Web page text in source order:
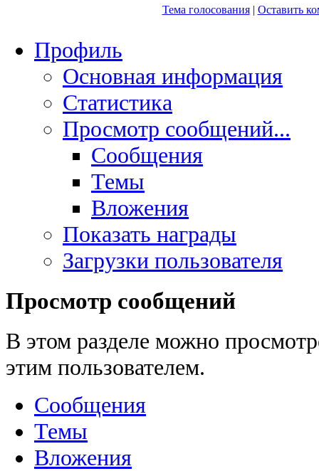
Тема голосования| Оставить
Профиль
Основная информация
Статистика
Просмотр сообщений...
Сообщения
Темы
Вложения
Показать награды
Загрузки пользователя
Просмотр сообщений
В этом разделе можно
этим пользователем.
Сообщения
Темы
Вложения